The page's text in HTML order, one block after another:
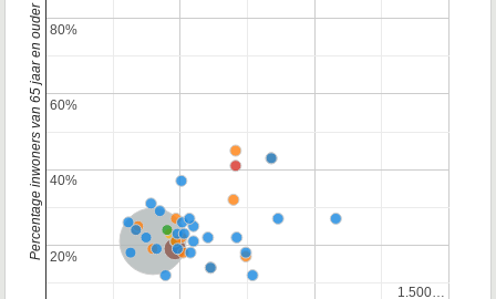
Nederland
Provincie Utrecht
1.500…
1.500…
20%
20%
40%
40%
60%
60%
80%
80%
Percentage inwoners van 65 jaar en ouder